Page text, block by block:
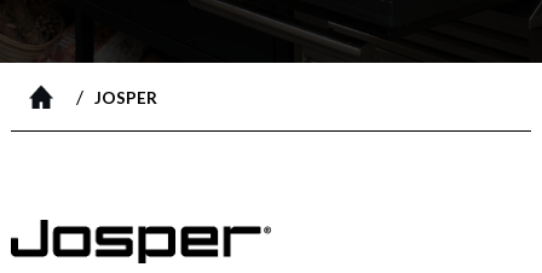
/ JOSPER